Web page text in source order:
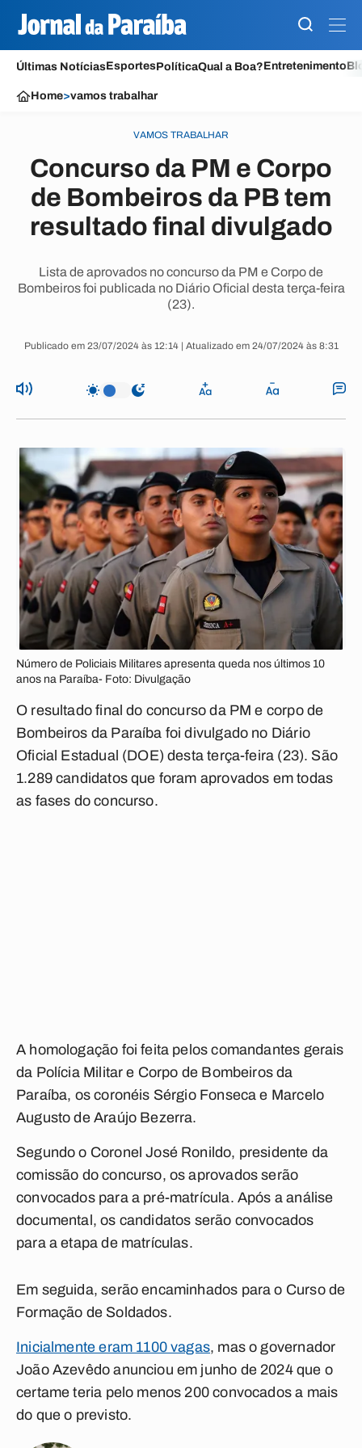
Últimas NotíciasEsportesPolíticaQual a Boa?Entretenimento
Home>vamos trabalhar
VAMOS TRABALHAR
Concurso da PM e Corpo
de Bombeiros da PB tem
resultado final divulgado
Lista de aprovados no concurso da PM e Corpo de
Bombeiros foi publicada no Diário Oficial desta terça-feira
(23).
Publicado em 23/07/2024 às 12:14 | Atualizado em 24/07/2024 às 8:31
Número de Policiais Militares apresenta queda nos últimos 10
anos na Paraíba- Foto: Divulgação
O resultado final do concurso da PM e corpo de
Bombeiros da Paraíba foi divulgado no Diário
Oficial Estadual (DOE) desta terça-feira (23). São
1.289 candidatos que foram aprovados em todas
as fases do concurso.
A homologação foi feita pelos comandantes gerais
da Polícia Militar e Corpo de Bombeiros da
Paraíba, os coronéis Sérgio Fonseca e Marcelo
Augusto de Araújo Bezerra.
Segundo o Coronel José Ronildo, presidente da
comissão do concurso, os aprovados serão
convocados para a pré-matrícula. Após a análise
documental, os candidatos serão convocados
para a etapa de matrículas.
Em seguida, serão encaminhados para o Curso de
Formação de Soldados.
Inicialmente eram 1100 vagas, mas o governador
João Azevêdo anunciou em junho de 2024 que o
certame teria pelo menos 200 convocados a mais
do que o previsto.